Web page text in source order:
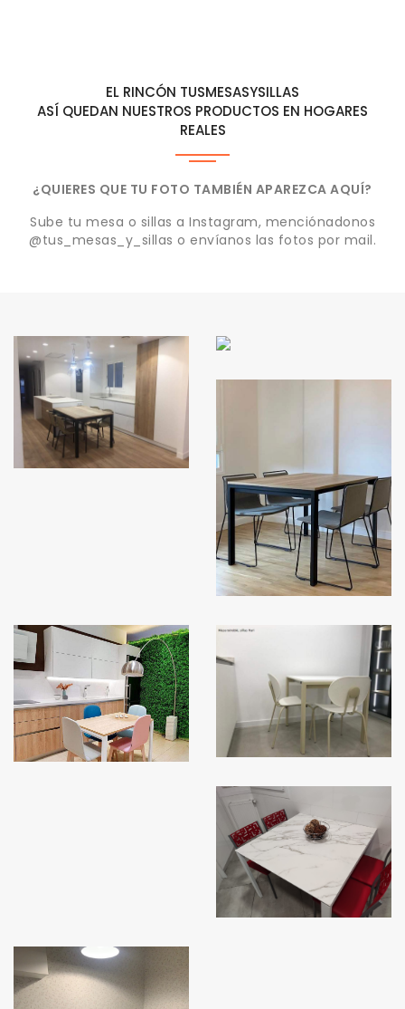
EL RINCÓN TUSMESASYSILLAS
ASÍ QUEDAN NUESTROS PRODUCTOS EN HOGARES
REALES
¿QUIERES QUE TU FOTO TAMBIÉN APAREZCA AQUÍ?
Sube tu mesa o sillas a Instagram, menciónadonos
@tus_mesas_y_sillas o envíanos las fotos por mail.